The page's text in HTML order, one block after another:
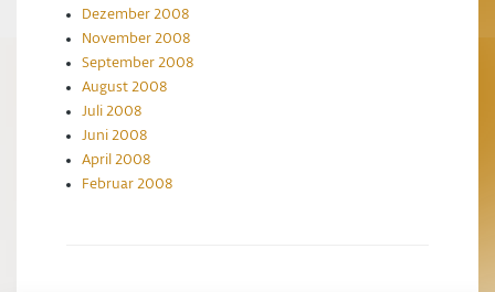
Dezember 2008
November 2008
September 2008
August 2008
Juli 2008
Juni 2008
April 2008
Februar 2008